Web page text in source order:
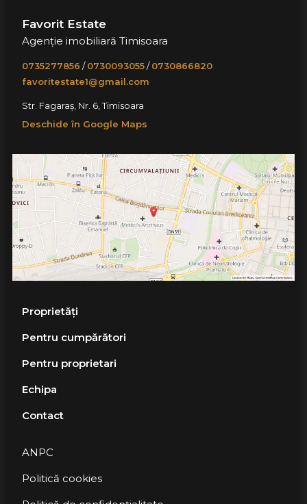
Favorit Estate
Agenție imobiliară Timisoara
0735277856 /0730093055/0730866820
favoritestate1@gmail.com
Str. Fagaraș, Nr. 6, Timisoara
Deschide în Google Maps
Proprietăți
Pentru cumpărători
Pentru proprietari
Echipa
Contact
ANPC
Politică cookies